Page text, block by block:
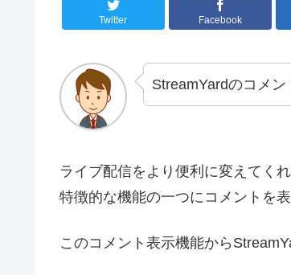
Twitter Facebook
StreamYardのコメ
ライブ配信をより便利に変えてくれ
特徴的な機能の一つにコメントを
このコメント表示機能から